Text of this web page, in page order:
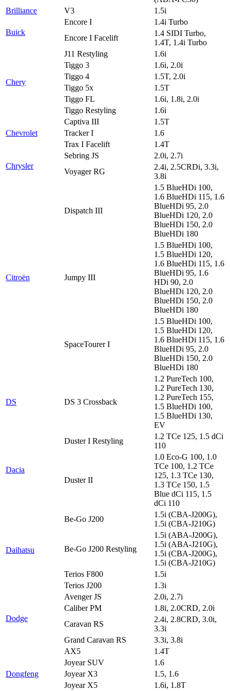
Brilliance
V3 1.5i
Buick
Encore I
1.4i Turbo
Encore I Facelift
1.4 SIDI Turbo,
1.4T, 1.4i Turbo
Chery
J11 Restyling
1.6i
Tiggo 3
1.6i, 2.0i
Tiggo 4
1.5T, 2.0i
Tiggo 5x
1.5T
Tiggo FL
1.6i, 1.8i, 2.0i
Tiggo Restyling
1.6i
Chevrolet
Captiva III
1.5T
Tracker I
1.6
Trax I Facelift
1.4T
Chrysler
Sebring JS
2.0i, 2.7i
Voyager RG
2.4i, 2.5CRDi, 3.3i,
3.8i
Citroën
Dispatch III
1.5 BlueHDi 100,
1.6 BlueHDi 115, 1.6
BlueHDi 95, 2.0
BlueHDi 120, 2.0
BlueHDi 150, 2.0
BlueHDi 180
Jumpy III
1.5 BlueHDi 100,
1.5 BlueHDi 120,
1.6 BlueHDi 115, 1.6
BlueHDi 95, 1.6
HDi 90, 2.0
BlueHDi 120, 2.0
BlueHDi 150, 2.0
BlueHDi 180
SpaceTourer I
1.5 BlueHDi 100,
1.5 BlueHDi 120,
1.6 BlueHDi 115, 1.6
BlueHDi 95, 2.0
BlueHDi 150, 2.0
BlueHDi 180
DS DS 3 Crossback
1.2 PureTech 100,
1.2 PureTech 130,
1.2 PureTech 155,
1.5 BlueHDi 100,
1.5 BlueHDi 130,
EV
Dacia
Duster I Restyling
1.2 TCe 125, 1.5 dCi
110
Duster II
1.0 Eco-G 100, 1.0
TCe 100, 1.2 TCe
125, 1.3 TCe 130,
1.3 TCe 150, 1.5
Blue dCi 115, 1.5
dCi 110
Daihatsu
Be-Go J200
1.5i (CBA-J200G),
1.5i (CBA-J210G)
Be-Go J200 Restyling
1.5i (ABA-J200G),
1.5i (ABA-J210G),
1.5i (CBA-J200G),
1.5i (CBA-J210G)
Terios F800
1.5i
Terios J200
1.3i
Dodge
Avenger JS
2.0i, 2.7i
Caliber PM
1.8i, 2.0CRD, 2.0i
Caravan RS
2.4i, 2.8CRD, 3.0i,
3.3i
Grand Caravan RS
3.3i, 3.8i
Dongfeng
AX5
1.4T
Joyear SUV
1.6
Joyear X3
1.5, 1.6
Joyear X5
1.6i, 1.8T